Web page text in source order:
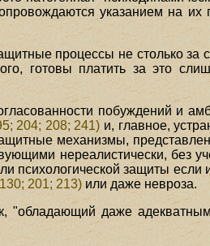
указанием на их
процессы не столько за
готовы платить за это
побуждений и
204; 208; 241) и, главное,
механизмы,
нереалистически, без
психологической защиты если
201; 213) или даже невроза.
"обладающий даже